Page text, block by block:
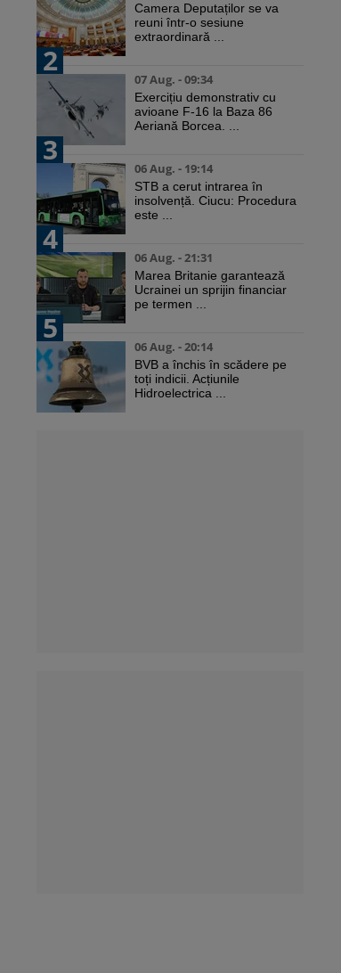
Camera Deputaților se va
reuni într-o sesiune
extraordinară ...
2
07 Aug. - 09:34
Exercițiu demonstrativ cu
avioane F-16 la Baza 86
Aeriană Borcea. ...
3
06 Aug. - 19:14
STB a cerut intrarea în
insolvență. Ciucu: Procedura
este ...
4
06 Aug. - 21:31
Marea Britanie garantează
Ucrainei un sprijin financiar
pe termen ...
5
06 Aug. - 20:14
BVB a închis în scădere pe
toți indicii. Acțiunile
Hidroelectrica ...